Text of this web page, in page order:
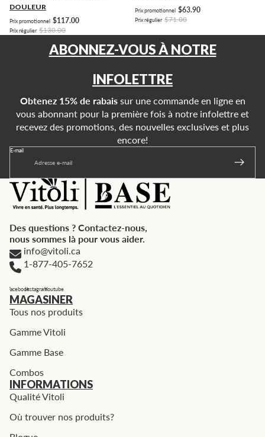
DOULEUR
Prix promotionnel $117.00
Prix régulier $130.00
Prix promotionnel $63.90
Prix régulier $71.00
ABONNEZ-VOUS À NOTRE
INFOLETTRE
Obtenez 15% de rabais sur une commande en ligne en
vous abonnant pour la première fois à notre infolettre et
recevez des promotions, des nouvelles exclusives et plus
encore!
E-mail
Des questions ? Contactez-nous,
nous sommes là pour vous aider.
info@vitoli.ca
1-877-405-7652
FacebookInstagramYoutube
MAGASINER
Tous nos produits
Gamme Vitoli
Gamme Base
Combos
INFORMATIONS
Qualité Vitoli
Où trouver nos produits?